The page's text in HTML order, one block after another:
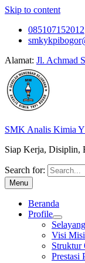
Skip to content
085107152012
Alamat: Jl. Achmad
SMK Analis Kimia
Siap Kerja, Disiplin,
Search for:
Menu
Beranda
Profile
Visi
Struktur
Prestasi